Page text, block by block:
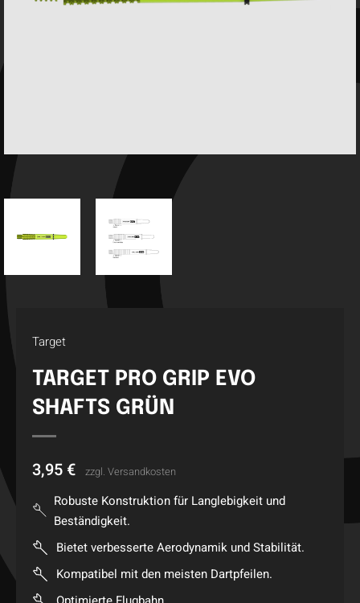
Target
TARGET PRO GRIP EVO
SHAFTS GRÜN
3,95 € zzgl. Versandkosten
Robuste Konstruktion für Langlebigkeit und
Beständigkeit.
Bietet verbesserte Aerodynamik und Stabilität.
Kompatibel mit den meisten Dartpfeilen.